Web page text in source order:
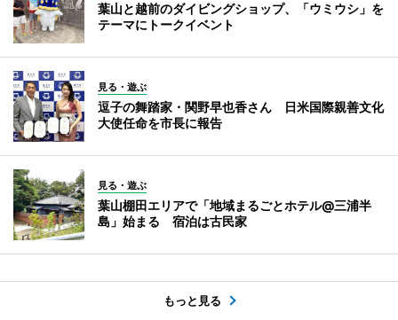
葉山と越前のダイビングショップ、「ウミウシ」を
テーマにトークイベント
見る・遊ぶ
逗子の舞踏家・関野早也香さん 日米国際親善文化
大使任命を市長に報告
見る・遊ぶ
葉山棚田エリアで「地域まるごとホテル@三浦半
島」始まる 宿泊は古民家
もっと見る